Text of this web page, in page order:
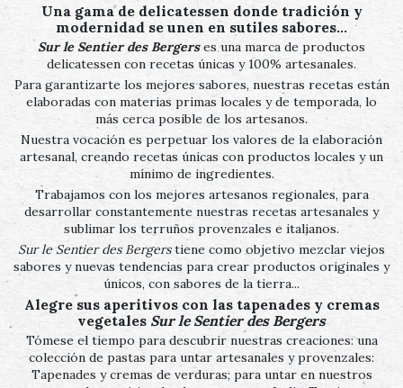
Una gama de delicatessen donde tradición y
modernidad se unen en sutiles sabores…
Sur le Sentier des Bergerses una marca de productos
delicatessen con recetas únicas y 100% artesanales.
Para garantizarte los mejores sabores, nuestras recetas están
elaboradas con materias primas locales y de temporada, lo
más cerca posible de los artesanos.
Nuestra vocación es perpetuar los valores de la elaboración
artesanal, creando recetas únicas con productos locales y un
mínimo de ingredientes.
Trabajamos con los mejores artesanos regionales, para
desarrollar constantemente nuestras recetas artesanales y
sublimar los terruños provenzales e italianos.
Sur le Sentier des Bergerstiene como objetivo mezclar viejos
sabores y nuevas tendencias para crear productos originales y
únicos, con sabores de la tierra...
Alegre sus aperitivos con las tapenades y cremas
vegetales Sur le Sentier des Bergers
Tómese el tiempo para descubrir nuestras creaciones: una
colección de pastas para untar artesanales y provenzales:
Tapenades y cremas de verduras; para untar en nuestros